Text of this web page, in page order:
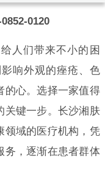
0120
人们带来不小的困
响外观的痤疮、色
的心。选择一家值得
关键一步。长沙湘肤
领域的医疗机构，凭
务，逐渐在患者群体